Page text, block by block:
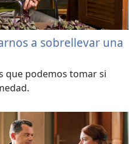
a sobrellevar una
que podemos tomar si